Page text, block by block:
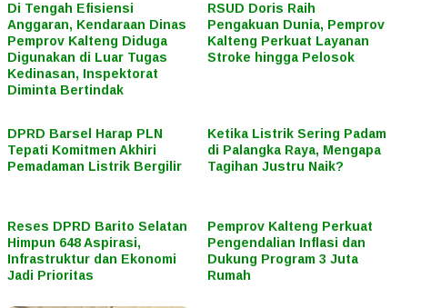
Di Tengah Efisiensi
Anggaran, Kendaraan Dinas
Pemprov Kalteng Diduga
Digunakan di Luar Tugas
Kedinasan, Inspektorat
Diminta Bertindak
RSUD Doris Raih
Pengakuan Dunia, Pemprov
Kalteng Perkuat Layanan
Stroke hingga Pelosok
DPRD Barsel Harap PLN
Tepati Komitmen Akhiri
Pemadaman Listrik Bergilir
Ketika Listrik Sering Padam
di Palangka Raya, Mengapa
Tagihan Justru Naik?
Reses DPRD Barito Selatan
Himpun 648 Aspirasi,
Infrastruktur dan Ekonomi
Jadi Prioritas
Pemprov Kalteng Perkuat
Pengendalian Inflasi dan
Dukung Program 3 Juta
Rumah